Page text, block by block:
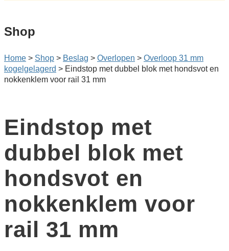
Shop
Home > Shop > Beslag > Overlopen > Overloop 31 mm
kogel­gelagerd > Eindstop met dubbel blok met hondsvot en
nokkenklem voor rail 31 mm
Eindstop met
dubbel blok met
hondsvot en
nokkenklem voor
rail 31 mm